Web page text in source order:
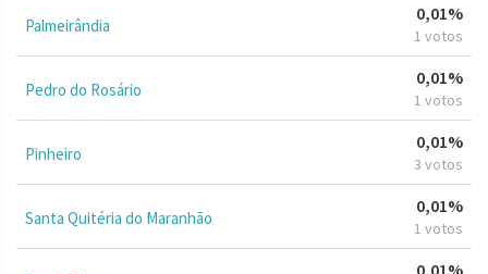
Palmeirândia
0,01%
1 votos
Pedro do Rosário
0,01%
1 votos
Pinheiro
0,01%
3 votos
Santa Quitéria do Maranhão
0,01%
1 votos
0,01%